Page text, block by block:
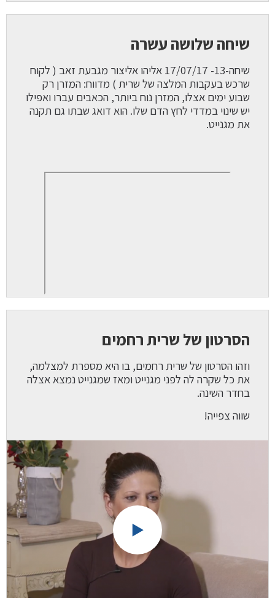
שיחה שלושה עשרה
שיחה-13- 17/07/17 אליהו אליצור מגבעת זאב ( לקוח
שרכש בעקבות המלצה של שרית ) מדווח: המזרן רק
שבוע ימים אצלו, המזרן נוח ביותר, הכאבים עברו ואפילו
יש שינוי במדדי לחץ הדם שלו. הוא דואג שבתו גם תקנה
את מגנייט.
הסרטון של שרית רחמים
וזהו הסרטון של שרית רחמים, בו היא מספרת למצלמה,
את כל שקרה לה לפני מגנייט ומאז שמגנייט נמצא אצלה
בחדר השינה.
שווה צפייה!